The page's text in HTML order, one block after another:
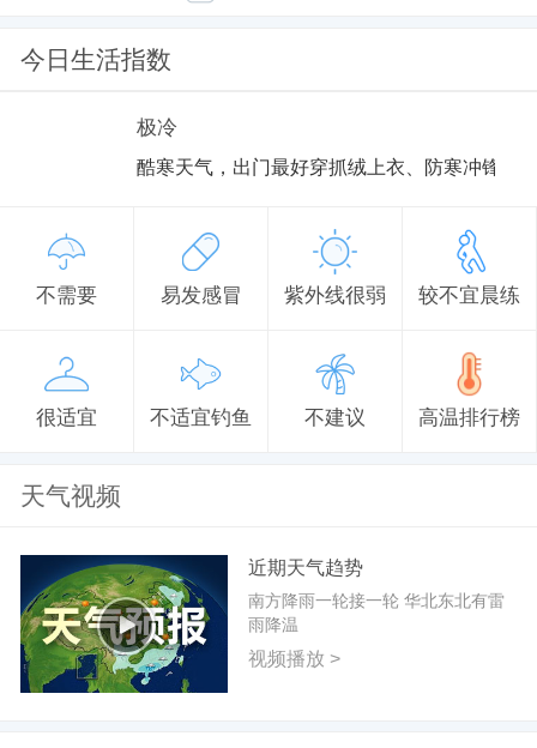
今日生活指数
极冷
酷寒天气，出门最好穿抓绒上衣、防寒冲锋衣
不需要 易发感冒 紫外线很弱 较不宜晨练
很适宜 不适宜钓鱼 不建议 高温排行榜
天气视频
近期天气趋势
南方降雨一轮接一轮 华北东北有雷
雨降温
视频播放 >